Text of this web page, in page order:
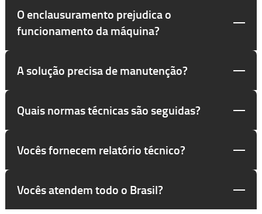
O enclausuramento prejudica o
funcionamento da máquina?
A solução precisa de manutenção?
Quais normas técnicas são seguidas?
Vocês fornecem relatório técnico?
Vocês atendem todo o Brasil?